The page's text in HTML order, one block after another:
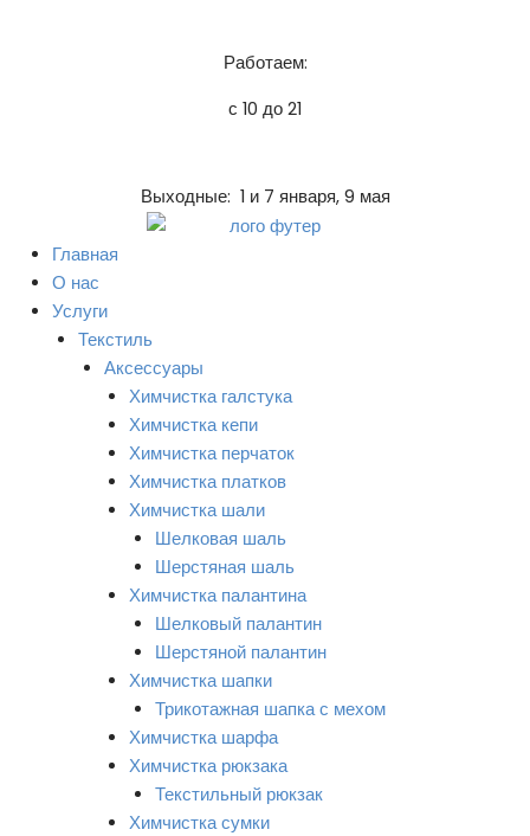
Работаем:
с 10 до 21
Выходные: 1 и 7 января, 9 мая
Главная
О нас
Услуги
Текстиль
Аксессуары
Химчистка галстука
Химчистка кепи
Химчистка перчаток
Химчистка платков
Химчистка шали
Шелковая шаль
Шерстяная шаль
Химчистка палантина
Шелковый палантин
Шерстяной палантин
Химчистка шапки
Трикотажная шапка с мехом
Химчистка шарфа
Химчистка рюкзака
Текстильный рюкзак
Химчистка сумки